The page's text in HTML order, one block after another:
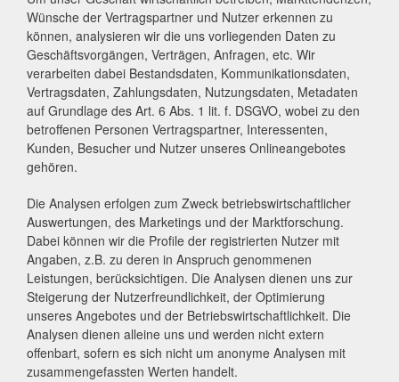
Wünsche der Vertragspartner und Nutzer erkennen zu
können, analysieren wir die uns vorliegenden Daten zu
Geschäftsvorgängen, Verträgen, Anfragen, etc. Wir
verarbeiten dabei Bestandsdaten, Kommunikationsdaten,
Vertragsdaten, Zahlungsdaten, Nutzungsdaten, Metadaten
auf Grundlage des Art. 6 Abs. 1 lit. f. DSGVO, wobei zu den
betroffenen Personen Vertragspartner, Interessenten,
Kunden, Besucher und Nutzer unseres Onlineangebotes
gehören.
Die Analysen erfolgen zum Zweck betriebswirtschaftlicher
Auswertungen, des Marketings und der Marktforschung.
Dabei können wir die Profile der registrierten Nutzer mit
Angaben, z.B. zu deren in Anspruch genommenen
Leistungen, berücksichtigen. Die Analysen dienen uns zur
Steigerung der Nutzerfreundlichkeit, der Optimierung
unseres Angebotes und der Betriebswirtschaftlichkeit. Die
Analysen dienen alleine uns und werden nicht extern
offenbart, sofern es sich nicht um anonyme Analysen mit
zusammengefassten Werten handelt.